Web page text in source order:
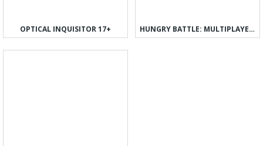
OPTICAL INQUISITOR 17+ HUNGRY BATTLE: MULTIPLAYER PVP